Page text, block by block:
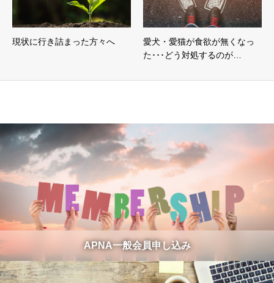
現状に行き詰まった方々へ
愛犬・愛猫が食欲が無くなっ
た･･･どう対処するのが…
APNA一般会員申し込み